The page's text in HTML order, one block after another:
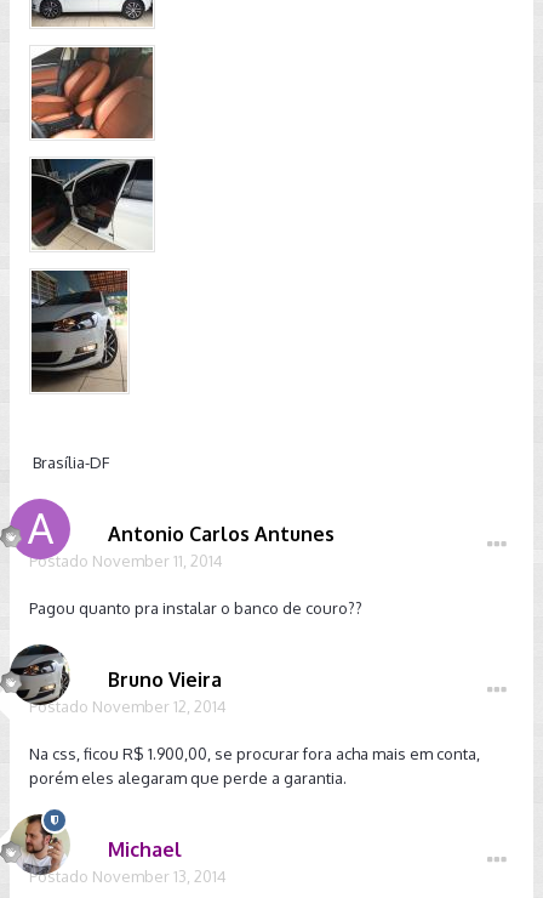
Brasília-DF
Antonio Carlos Antunes
Postado November 11, 2014
Pagou quanto pra instalar o banco de couro??
Bruno Vieira
Postado November 12, 2014
Na css, ficou R$ 1.900,00, se procurar fora acha mais em conta,
porém eles alegaram que perde a garantia.
Michael
Postado November 13, 2014